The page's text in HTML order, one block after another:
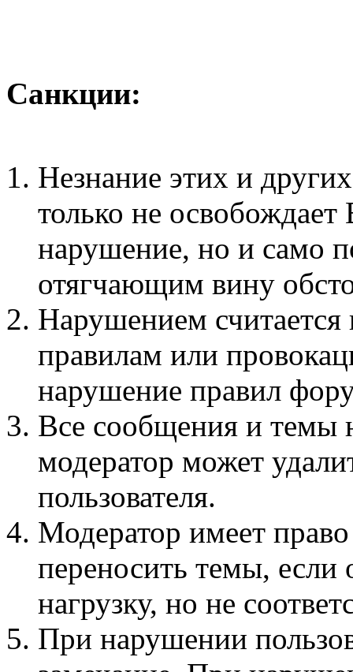
Санкции:
Незнание этих и
только не освобождает
нарушение, но и само
отягчающим вину
Нарушением считается
правилам или
нарушение правил
Все сообщения и темы
модератор может
пользователя.
Модератор имеет
переносить темы,
нагрузку, но не
При нарушении